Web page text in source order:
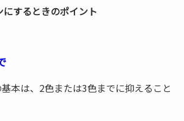
するときのポイント
本は、2色または3色までに抑えること